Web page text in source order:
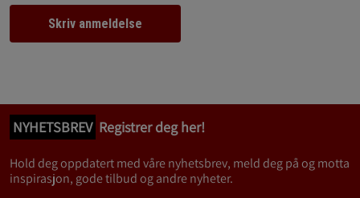
Skriv anmeldelse
NYHETSBREV Registrer deg her!
Hold deg oppdatert med våre nyhetsbrev, meld deg på og motta
inspirasjon, gode tilbud og andre nyheter.